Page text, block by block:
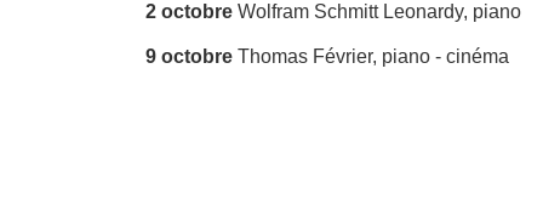
2 octobre Wolfram Schmitt Leonardy, piano
9 octobre Thomas Février, piano - cinéma